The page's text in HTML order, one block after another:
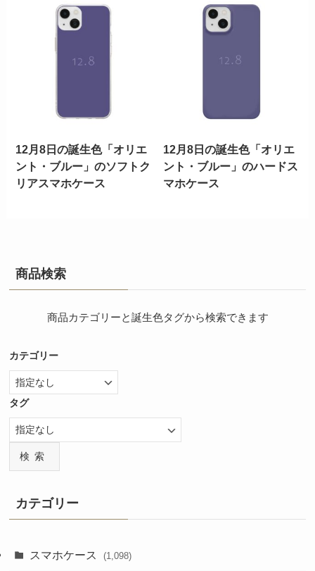
12月8日の誕生色「オリエ
ント・ブルー」のソフトク
リアスマホケース
12月8日の誕生色「オリエ
ント・ブルー」のハードス
マホケース
商品検索
商品カテゴリーと誕生色タグから検索できます
カテゴリー
タグ
検索
カテゴリー
スマホケース (1,098)